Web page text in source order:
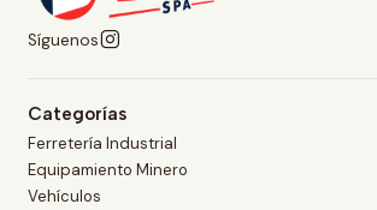
Síguenos
Categorías
Ferretería Industrial
Equipamiento Minero
Vehículos